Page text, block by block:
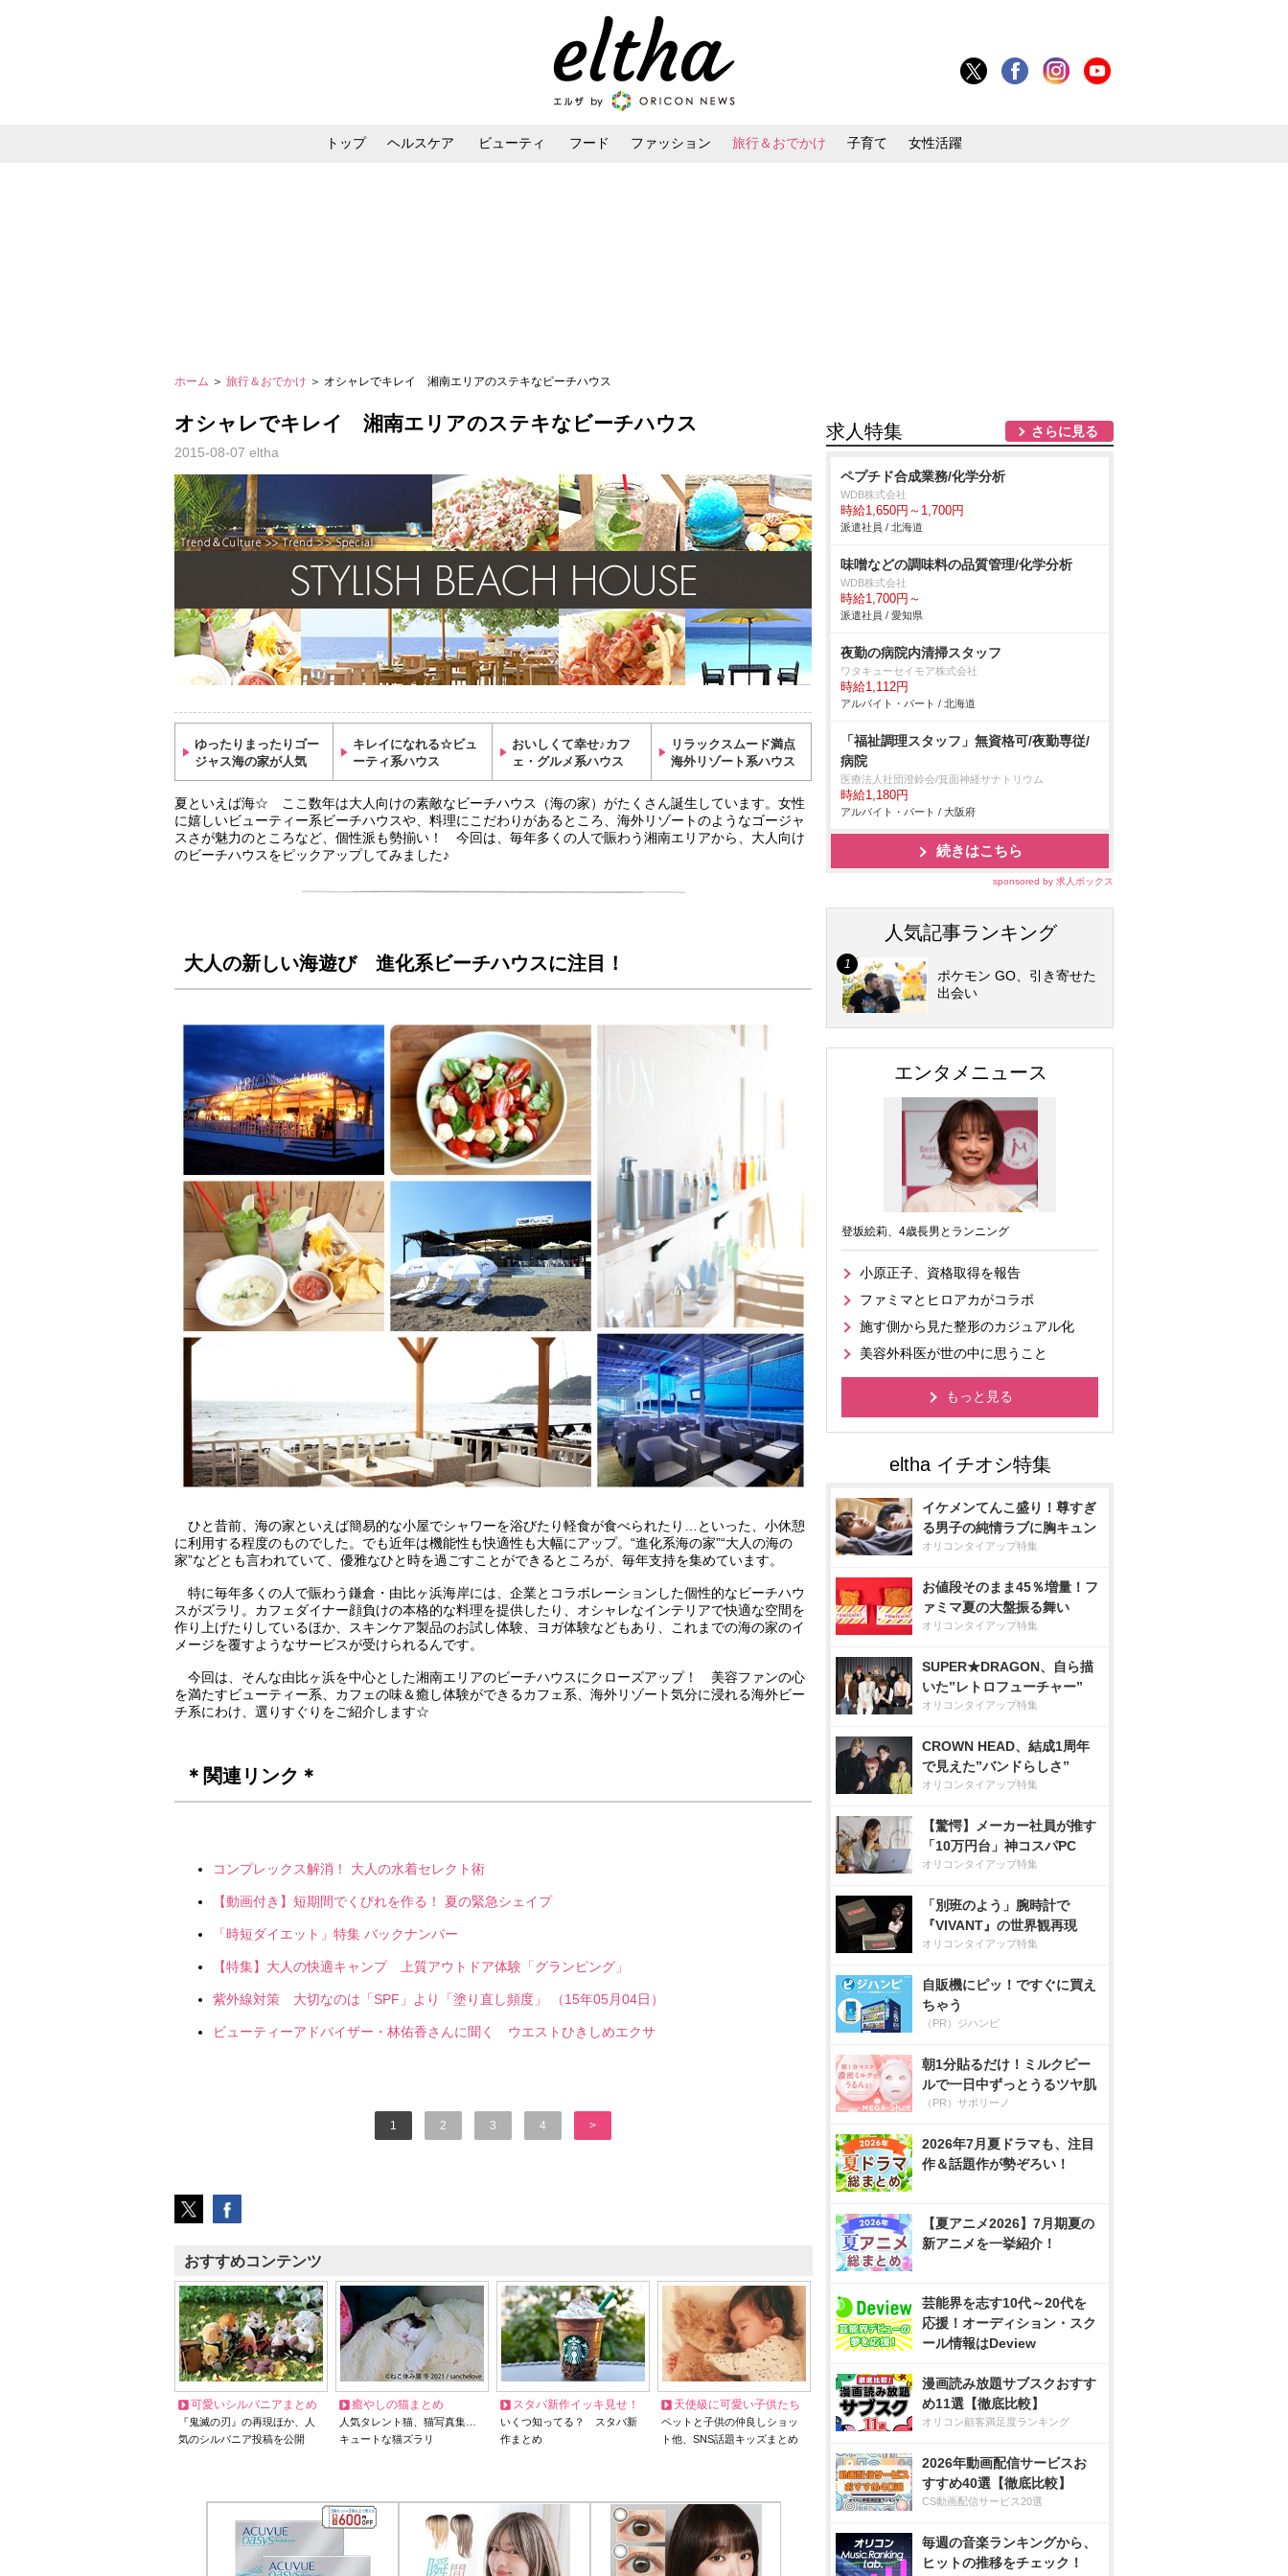
トップ ヘルスケア ビューティ フード ファッション 旅行＆おでかけ 子育て 女性活躍
ホーム ＞ 旅行＆おでかけ ＞ オシャレでキレイ 湘南エリアのステキなビーチハウス
オシャレでキレイ 湘南エリアのステキなビーチハウス
2015-08-07 eltha
ゆったりまったりゴー
ジャス海の家が人気
キレイになれる☆ビュ
ーティ系ハウス
おいしくて幸せ♪カフ
ェ・グルメ系ハウス
リラックスムード満点
海外リゾート系ハウス
夏といえば海☆ ここ数年は大人向けの素敵なビーチハウス（海の家）がたくさん誕生しています。女性
に嬉しいビューティー系ビーチハウスや、料理にこだわりがあるところ、海外リゾートのようなゴージャ
スさが魅力のところなど、個性派も勢揃い！ 今回は、毎年多くの人で賑わう湘南エリアから、大人向け
のビーチハウスをピックアップしてみました♪
大人の新しい海遊び 進化系ビーチハウスに注目！
ひと昔前、海の家といえば簡易的な小屋でシャワーを浴びたり軽食が食べられたり…といった、小休憩
に利用する程度のものでした。でも近年は機能性も快適性も大幅にアップ。“進化系海の家”“大人の海の
家”などとも言われていて、優雅なひと時を過ごすことができるところが、毎年支持を集めています。
特に毎年多くの人で賑わう鎌倉・由比ヶ浜海岸には、企業とコラボレーションした個性的なビーチハウ
スがズラリ。カフェダイナー顔負けの本格的な料理を提供したり、オシャレなインテリアで快適な空間を
作り上げたりしているほか、スキンケア製品のお試し体験、ヨガ体験などもあり、これまでの海の家のイ
メージを覆すようなサービスが受けられるんです。
今回は、そんな由比ヶ浜を中心とした湘南エリアのビーチハウスにクローズアップ！ 美容ファンの心
を満たすビューティー系、カフェの味＆癒し体験ができるカフェ系、海外リゾート気分に浸れる海外ビー
チ系にわけ、選りすぐりをご紹介します☆
＊関連リンク＊
コンプレックス解消！ 大人の水着セレクト術
【動画付き】短期間でくびれを作る！ 夏の緊急シェイプ
「時短ダイエット」特集 バックナンバー
【特集】大人の快適キャンプ 上質アウトドア体験「グランピング」
紫外線対策 大切なのは「SPF」より「塗り直し頻度」 （15年05月04日）
ビューティーアドバイザー・林佑香さんに聞く ウエストひきしめエクサ
1 2 3 4 >
おすすめコンテンツ
可愛いシルバニアまとめ
『鬼滅の刃』の再現ほか、人
気のシルバニア投稿を公開
癒やしの猫まとめ
人気タレント猫、猫写真集…
キュートな猫ズラリ
スタバ新作イッキ見せ！
いくつ知ってる？ スタバ新
作まとめ
天使級に可愛い子供たち
ペットと子供の仲良しショッ
ト他、SNS話題キッズまとめ
求人特集 さらに見る
ペプチド合成業務/化学分析
WDB株式会社
時給1,650円～1,700円
派遣社員 / 北海道
味噌などの調味料の品質管理/化学分析
WDB株式会社
時給1,700円～
派遣社員 / 愛知県
夜勤の病院内清掃スタッフ
ワタキューセイモア株式会社
時給1,112円
アルバイト・パート / 北海道
「福祉調理スタッフ」無資格可/夜勤専従/
病院
医療法人社団澄鈴会/箕面神経サナトリウム
時給1,180円
アルバイト・パート / 大阪府
続きはこちら
sponsored by 求人ボックス
人気記事ランキング
ポケモン GO、引き寄せた
出会い
エンタメニュース
登坂絵莉、4歳長男とランニング
小原正子、資格取得を報告
ファミマとヒロアカがコラボ
施す側から見た整形のカジュアル化
美容外科医が世の中に思うこと
もっと見る
イケメンてんこ盛り！尊すぎ
る男子の純情ラブに胸キュン
オリコンタイアップ特集
お値段そのまま45％増量！フ
ァミマ夏の大盤振る舞い
オリコンタイアップ特集
SUPER★DRAGON、自ら描
いた”レトロフューチャー”
オリコンタイアップ特集
CROWN HEAD、結成1周年
で見えた”バンドらしさ”
オリコンタイアップ特集
【驚愕】メーカー社員が推す
「10万円台」神コスパPC
オリコンタイアップ特集
「別班のよう」腕時計で
『VIVANT』の世界観再現
オリコンタイアップ特集
自販機にピッ！ですぐに買え
ちゃう
（PR）ジハンピ
朝1分貼るだけ！ミルクピー
ルで一日中ずっとうるツヤ肌
（PR）サボリーノ
2026年7月夏ドラマも、注目
作＆話題作が勢ぞろい！
【夏アニメ2026】7月期夏の
新アニメを一挙紹介！
芸能界を志す10代～20代を
応援！オーディション・スク
ール情報はDeview
漫画読み放題サブスクおすす
め11選【徹底比較】
オリコン顧客満足度ランキング
2026年動画配信サービスお
すすめ40選【徹底比較】
CS動画配信サービス20選
毎週の音楽ランキングから、
ヒットの推移をチェック！